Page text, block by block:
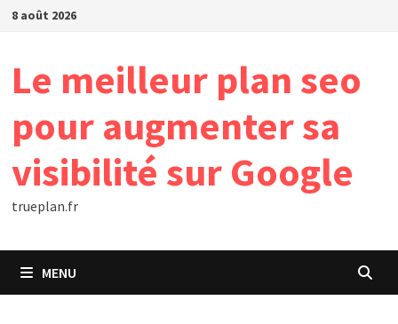
Passer
8 août 2026
Le meilleur plan seo
pour augmenter sa
visibilité sur Google
trueplan.fr
MENU